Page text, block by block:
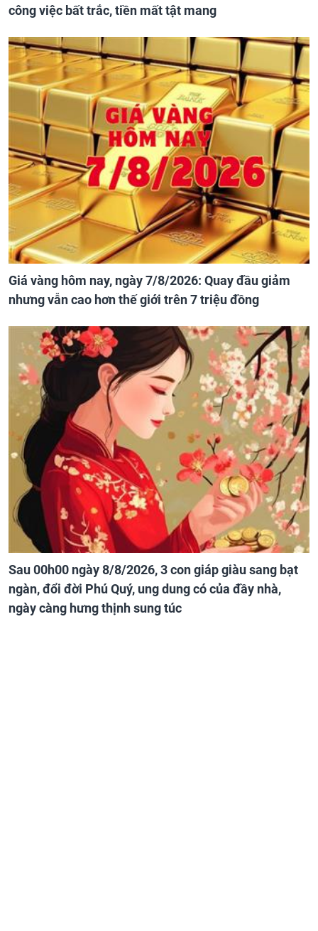
công việc bất trắc, tiền mất tật mang
Giá vàng hôm nay, ngày 7/8/2026: Quay đầu giảm
nhưng vẫn cao hơn thế giới trên 7 triệu đồng
Sau 00h00 ngày 8/8/2026, 3 con giáp giàu sang bạt
ngàn, đổi đời Phú Quý, ung dung có của đầy nhà,
ngày càng hưng thịnh sung túc